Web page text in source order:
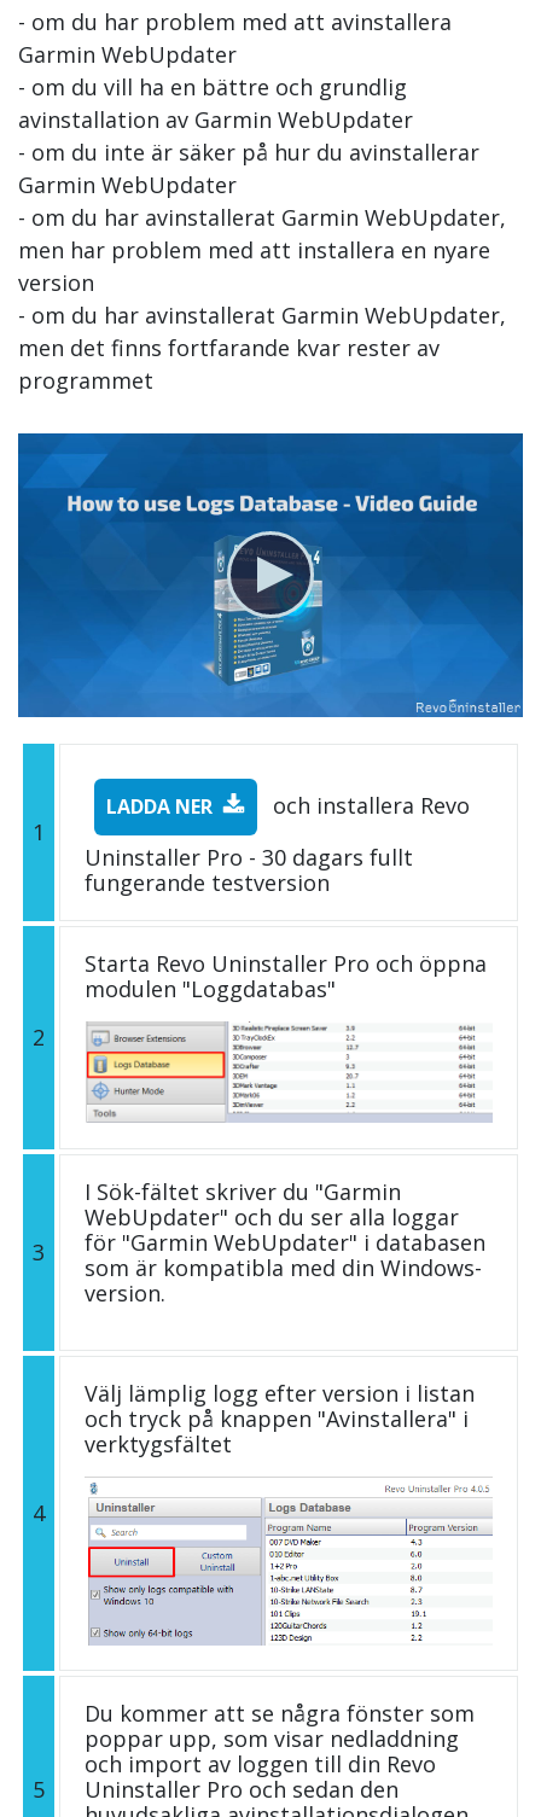
- om du har problem med att avinstallera
Garmin WebUpdater
- om du vill ha en bättre och grundlig
avinstallation av Garmin WebUpdater
- om du inte är säker på hur du avinstallerar
Garmin WebUpdater
- om du har avinstallerat Garmin WebUpdater,
men har problem med att installera en nyare
version
- om du har avinstallerat Garmin WebUpdater,
men det finns fortfarande kvar rester av
programmet
1
LADDA NER
och installera Revo
Uninstaller Pro - 30 dagars fullt
fungerande testversion
2
Starta Revo Uninstaller Pro och öppna
modulen "Loggdatabas"
3
I Sök-fältet skriver du "Garmin
WebUpdater" och du ser alla loggar
för "Garmin WebUpdater" i databasen
som är kompatibla med din Windows-
version.
4
Välj lämplig logg efter version i listan
och tryck på knappen "Avinstallera" i
verktygsfältet
5
Du kommer att se några fönster som
poppar upp, som visar nedladdning
och import av loggen till din Revo
Uninstaller Pro och sedan den